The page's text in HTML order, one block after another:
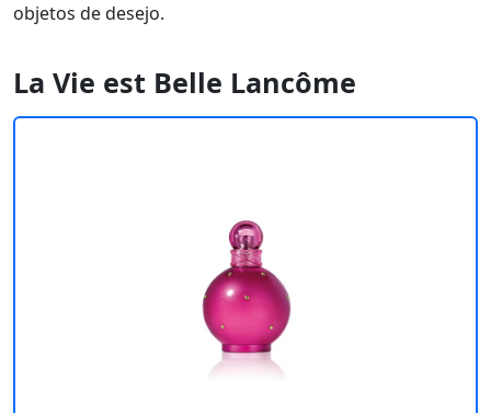
objetos de desejo.
La Vie est Belle Lancôme